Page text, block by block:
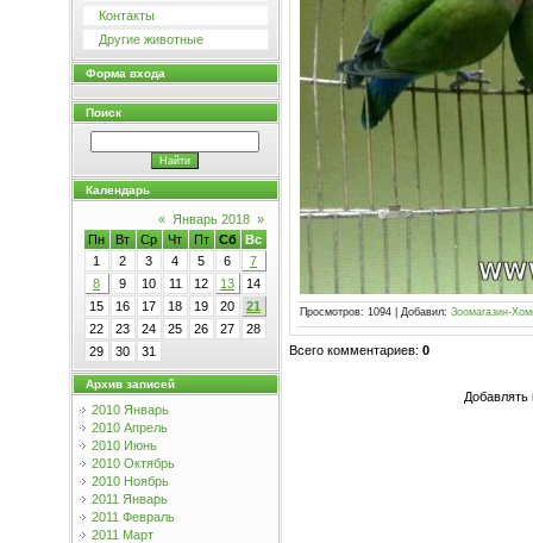
Контакты
Другие животные
Форма входа
Поиск
Календарь
« Январь 2018 »
Пн
Вт Ср Чт Пт Сб
Вс
1
2 3 4 5 6
7
8
9 10 11 12 13
14
15
16 17 18 19 20
21
22
23 24 25 26 27
28
29
30 31
Архив записей
2010 Январь
2010 Апрель
2010 Июнь
2010 Октябрь
2010 Ноябрь
2011 Январь
2011 Февраль
2011 Март
Просмотров: 1094| Добавил: Зоомагазин-
Всего комментариев: 0
Добавлять